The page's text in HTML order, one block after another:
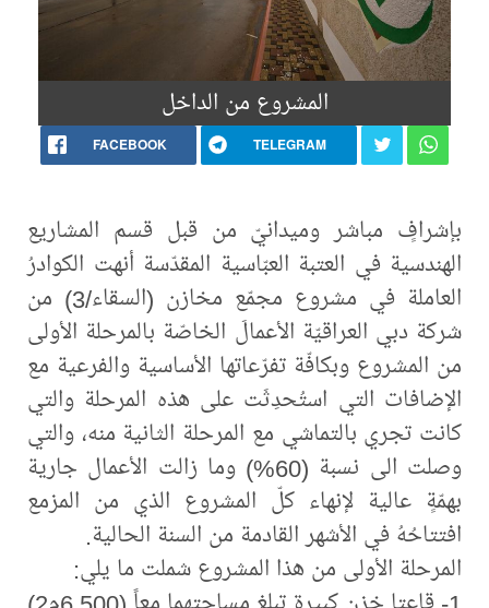
المشروع من الداخل
FACEBOOK TELEGRAM
بإشرافٍ مباشر وميدانيّ من قبل قسم المشاريع
الهندسية في العتبة العبّاسية المقدّسة أنهت الكوادرُ
العاملة في مشروع مجمّع مخازن (السقاء/3) من
شركة دبي العراقيّة الأعمالَ الخاصّة بالمرحلة الأولى
من المشروع وبكافّة تفرّعاتها الأساسية والفرعية مع
الإضافات التي استُحدِثَت على هذه المرحلة والتي
كانت تجري بالتماشي مع المرحلة الثانية منه، والتي
وصلت الى نسبة (60%) وما زالت الأعمال جارية
بهمّةٍ عالية لإنهاء كلّ المشروع الذي من المزمع
افتتاحُهُ في الأشهر القادمة من السنة الحالية.
المرحلة الأولى من هذا المشروع شملت ما يلي: